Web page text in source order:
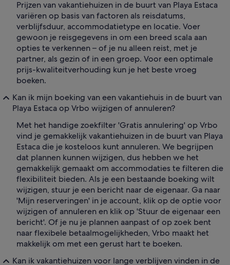
Prijzen van vakantiehuizen in de buurt van Playa Estaca
variëren op basis van factoren als reisdatums,
verblijfsduur, accommodatietype en locatie. Voer
gewoon je reisgegevens in om een breed scala aan
opties te verkennen – of je nu alleen reist, met je
partner, als gezin of in een groep. Voor een optimale
prijs-kwaliteitverhouding kun je het beste vroeg
boeken.
Kan ik mijn boeking van een vakantiehuis in de buurt van
Playa Estaca op Vrbo wijzigen of annuleren?
Met het handige zoekfilter 'Gratis annulering' op Vrbo
vind je gemakkelijk vakantiehuizen in de buurt van Playa
Estaca die je kosteloos kunt annuleren. We begrijpen
dat plannen kunnen wijzigen, dus hebben we het
gemakkelijk gemaakt om accommodaties te filteren die
flexibiliteit bieden. Als je een bestaande boeking wilt
wijzigen, stuur je een bericht naar de eigenaar. Ga naar
'Mijn reserveringen' in je account, klik op de optie voor
wijzigen of annuleren en klik op 'Stuur de eigenaar een
bericht'. Of je nu je plannen aanpast of op zoek bent
naar flexibele betaalmogelijkheden, Vrbo maakt het
makkelijk om met een gerust hart te boeken.
Kan ik vakantiehuizen voor lange verblijven vinden in de